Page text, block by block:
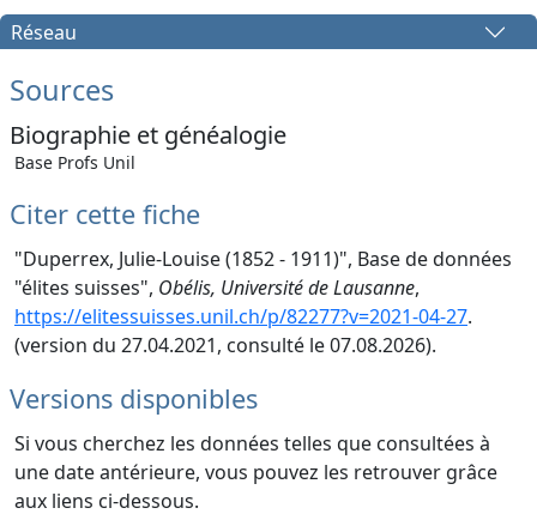
Réseau
Sources
Biographie et généalogie
Base Profs Unil
Citer cette fiche
"Duperrex, Julie-Louise (1852 - 1911)", Base de données
"élites suisses", Obélis, Université de Lausanne,
https://elitessuisses.unil.ch/p/82277?v=2021-04-27.
(version du 27.04.2021, consulté le 07.08.2026).
Versions disponibles
Si vous cherchez les données telles que consultées à
une date antérieure, vous pouvez les retrouver grâce
aux liens ci-dessous.